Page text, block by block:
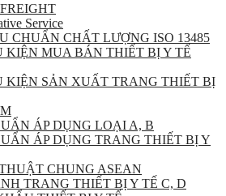
Service
CHUẨN CHẤT LƯỢNG ISO 13485
KIỆN MUA BÁN THIẾT BỊ Y TẾ
KIỆN SẢN XUẤT TRANG THIẾT BỊ
ÁP DỤNG LOẠI A, B
ÁP DỤNG TRANG THIẾT BỊ Y
CHUNG ASEAN
TRANG THIẾT BỊ Y TẾ C, D